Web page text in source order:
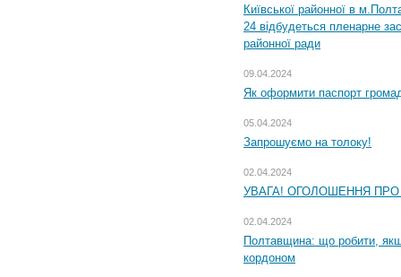
Київської районної в
24 відбудеться пленарне
районної ради
09.04.2024
Як оформити паспорт
05.04.2024
Запрошуємо на толоку!
02.04.2024
УВАГА! ОГОЛОШЕННЯ
02.04.2024
Полтавщина: що робити,
кордоном